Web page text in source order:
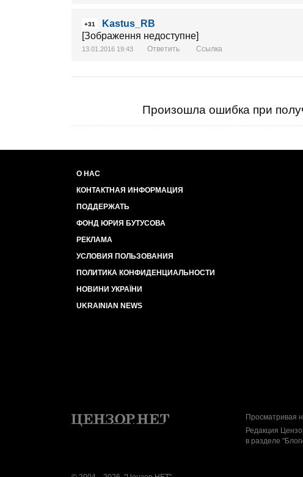
+31
Kastus_RB
[Зображення недоступне]
13.01.2016 19:43 Ответить Ссылка
Произошла ошибка при
О НАС
КОНТАКТНАЯ ИНФОРМАЦИЯ
ПОДДЕРЖАТЬ
ФОНД ЮРИЯ БУТУСОВА
РЕКЛАМА
УСЛОВИЯ ПОЛЬЗОВАНИЯ
ПОЛИТИКА КОНФИДЕНЦИАЛЬНОСТИ
НОВИНИ УКРАЇНИ
UKRAINIAN NEWS
Просматривая
Редакция
в разделе